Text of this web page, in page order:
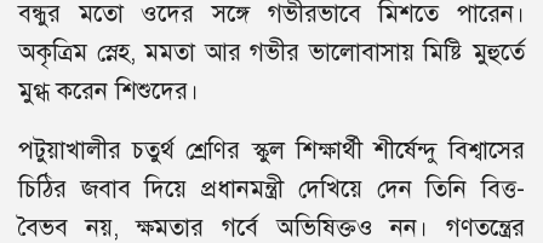
বন্ধুর মতো ওদের সঙ্গে গভীরভাবে মিশতে পারেন।
অকৃত্রিম স্নেহ, মমতা আর গভীর ভালোবাসায় মিষ্টি মুহুর্তে
মুগ্ধ করেন শিশুদের।
পটুয়াখালীর চতুর্থ শ্রেণির স্কুল শিক্ষার্থী শীর্ষেন্দু বিশ্বাসের
চিঠির জবাব দিয়ে প্রধানমন্ত্রী দেখিয়ে দেন তিনি বিত্ত-
বৈভব নয়, ক্ষমতার গর্বে অভিষিক্তও নন। গণতন্ত্রের